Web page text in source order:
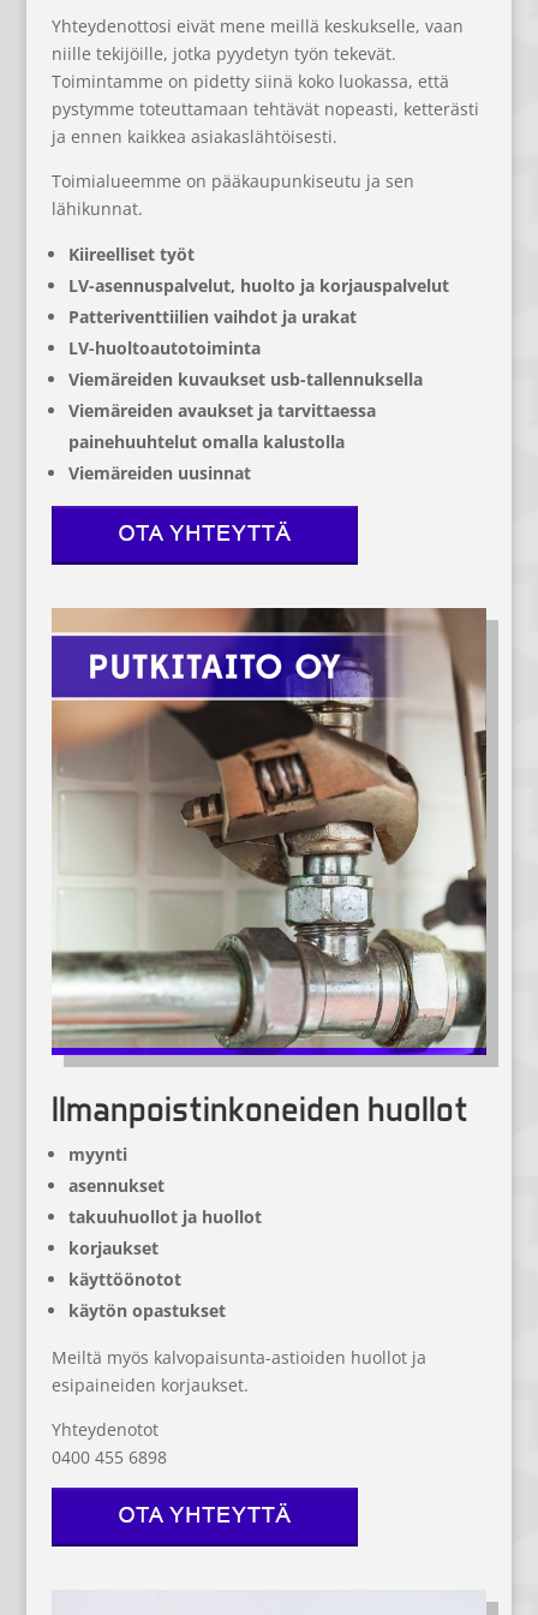
Yhteydenottosi eivät mene meillä keskukselle, vaan
niille tekijöille, jotka pyydetyn työn tekevät.
Toimintamme on pidetty siinä koko luokassa, että
pystymme toteuttamaan tehtävät nopeasti, ketterästi
ja ennen kaikkea asiakaslähtöisesti.
Toimialueemme on pääkaupunkiseutu ja sen
lähikunnat.
Kiireelliset työt
LV-asennuspalvelut, huolto ja korjauspalvelut
Patteriventtiilien vaihdot ja urakat
LV-huoltoautotoiminta
Viemäreiden kuvaukset usb-tallennuksella
Viemäreiden avaukset ja tarvittaessa
painehuuhtelut omalla kalustolla
Viemäreiden uusinnat
Ilmanpoistinkoneiden huollot
myynti
asennukset
takuuhuollot ja huollot
korjaukset
käyttöönotot
käytön opastukset
Meiltä myös kalvopaisunta-astioiden huollot ja
esipaineiden korjaukset.
Yhteydenotot
0400 455 6898